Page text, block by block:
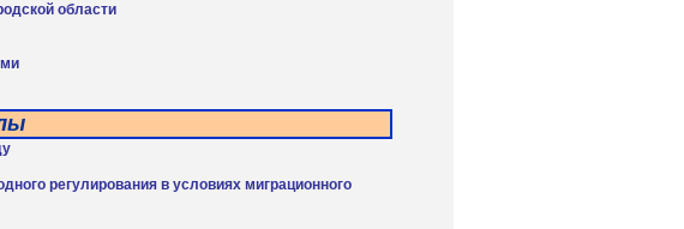
области
регулирования в условиях миграционного